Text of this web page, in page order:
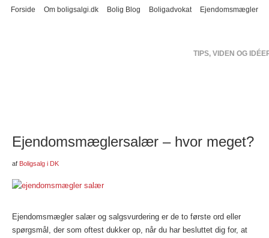
Forside Om boligsalgi.dk Bolig Blog Boligadvokat Ejendomsmægler
TIPS, VIDEN OG
Ejendomsmæglersalær – hvor meget?
af Boligsalg i DK
Ejendomsmægler salær og salgsvurdering er de to første ord eller
spørgsmål, der som oftest dukker op, når du har besluttet dig for, at